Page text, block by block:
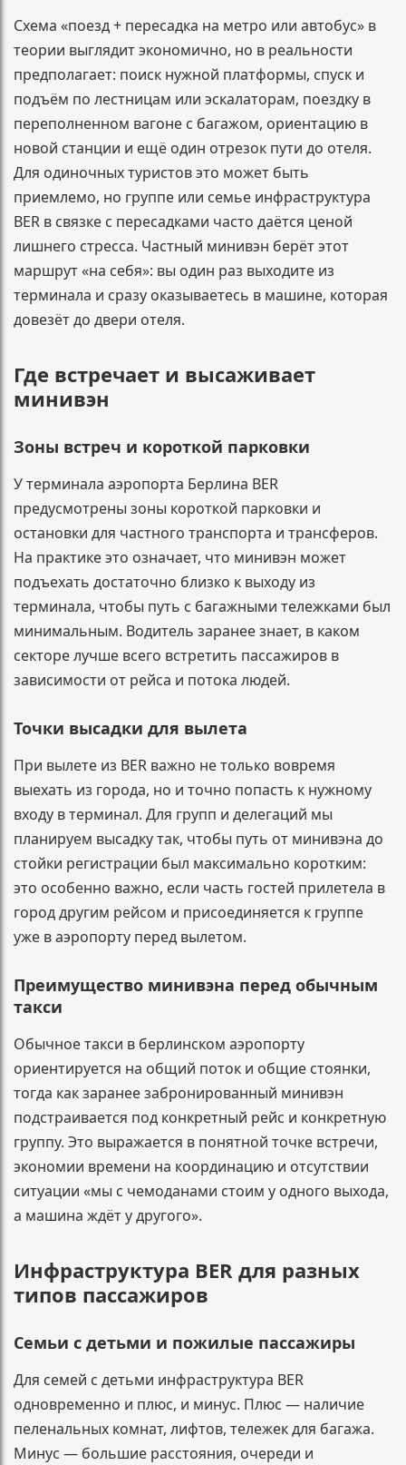
Схема «поезд + пересадка на метро или автобус» в
теории выглядит экономично, но в реальности
предполагает: поиск нужной платформы, спуск и
подъём по лестницам или эскалаторам, поездку в
переполненном вагоне с багажом, ориентацию в
новой станции и ещё один отрезок пути до отеля.
Для одиночных туристов это может быть
приемлемо, но группе или семье инфраструктура
BER в связке с пересадками часто даётся ценой
лишнего стресса. Частный минивэн берёт этот
маршрут «на себя»: вы один раз выходите из
терминала и сразу оказываетесь в машине, которая
довезёт до двери отеля.
Где встречает и высаживает
минивэн
Зоны встреч и короткой парковки
У терминала аэропорта Берлина BER
предусмотрены зоны короткой парковки и
остановки для частного транспорта и трансферов.
На практике это означает, что минивэн может
подъехать достаточно близко к выходу из
терминала, чтобы путь с багажными тележками был
минимальным. Водитель заранее знает, в каком
секторе лучше всего встретить пассажиров в
зависимости от рейса и потока людей.
Точки высадки для вылета
При вылете из BER важно не только вовремя
выехать из города, но и точно попасть к нужному
входу в терминал. Для групп и делегаций мы
планируем высадку так, чтобы путь от минивэна до
стойки регистрации был максимально коротким:
это особенно важно, если часть гостей прилетела в
город другим рейсом и присоединяется к группе
уже в аэропорту перед вылетом.
Преимущество минивэна перед обычным
такси
Обычное такси в берлинском аэропорту
ориентируется на общий поток и общие стоянки,
тогда как заранее забронированный минивэн
подстраивается под конкретный рейс и конкретную
группу. Это выражается в понятной точке встречи,
экономии времени на координацию и отсутствии
ситуации «мы с чемоданами стоим у одного выхода,
а машина ждёт у другого».
Инфраструктура BER для разных
типов пассажиров
Семьи с детьми и пожилые пассажиры
Для семей с детьми инфраструктура BER
одновременно и плюс, и минус. Плюс — наличие
пеленальных комнат, лифтов, тележек для багажа.
Минус — большие расстояния, очереди и